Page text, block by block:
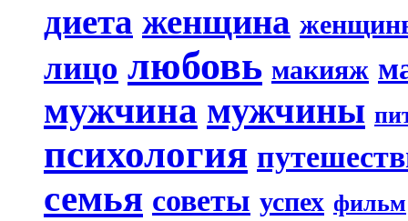
диета женщина
лицо любовь макияж
мужчина мужчины
психология
семья советы успех фильм